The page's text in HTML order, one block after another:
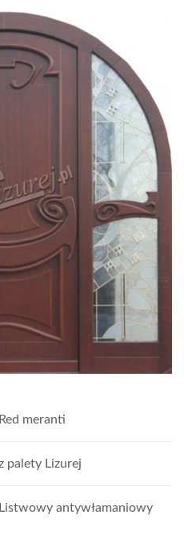
Red meranti
palety Lizurej
Listwowy antywłamaniowy